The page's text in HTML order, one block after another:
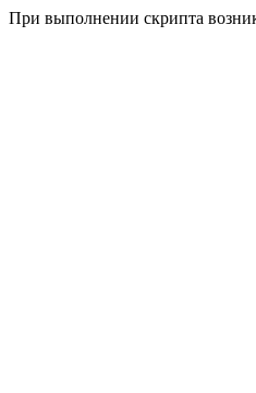
При выполнении скрипта